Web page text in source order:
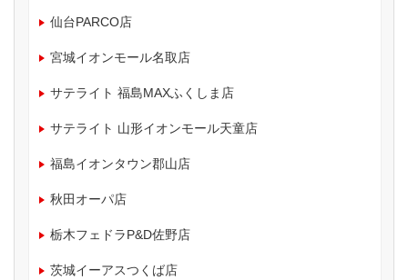
仙台PARCO店
宮城イオンモール名取店
サテライト 福島MAXふくしま店
サテライト 山形イオンモール天童店
福島イオンタウン郡山店
秋田オーパ店
栃木フェドラP&D佐野店
茨城イーアスつくば店